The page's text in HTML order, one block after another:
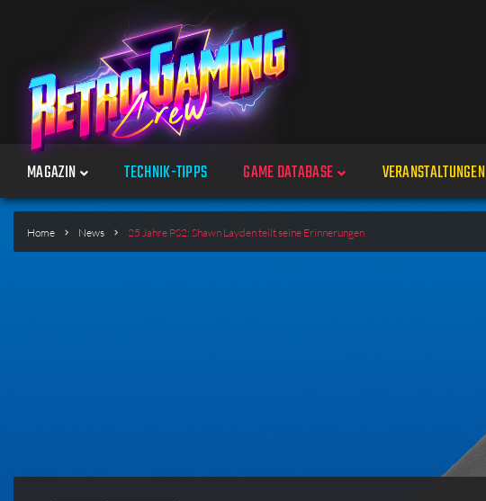
MAGAZIN TECHNIK-TIPPS GAME DATABASE
Menschen
VERANSTALTUNGEN
Home News 25 Jahre PS2: Shawn Layden teilt seine Erinnerungen